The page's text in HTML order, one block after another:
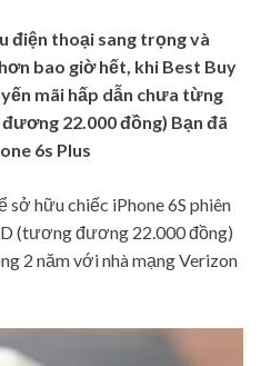
điện thoại sang trọng và
bao giờ hết, khi Best Buy
mãi hấp dẫn chưa từng
22.000 đồng) Bạn đã
6s Plus
sở hữu chiếc iPhone 6S phiên
(tương đương 22.000 đồng)
2 năm với nhà mạng Verizon